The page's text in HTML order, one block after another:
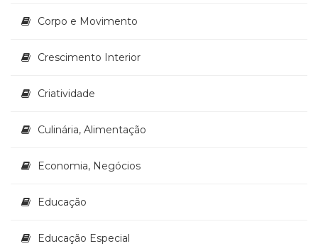
Corpo e Movimento
Crescimento Interior
Criatividade
Culinária, Alimentação
Economia, Negócios
Educação
Educação Especial